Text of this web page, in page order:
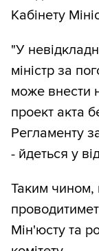
Кабінету
"У
міністр за
може внести
проект акта
Регламенту
- йдеться у
Таким чином,
Мін'юсту та